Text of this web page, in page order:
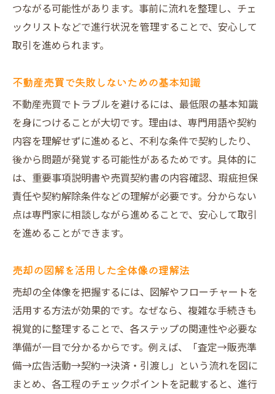
不動産売買の決済トラブルを防ぐ方法
トラブル事例から学ぶ売買の注意点
引き渡しトラブルを未然に防ぐコツ
売買契約で失敗しないための実践ポイント
安心して売買を進めるための具体的対策
不動産引き渡し日の流れと注意点を整理
不動産売買での引き渡し日の流れを解説
引き渡し日当日に必要な書類と準備事項
不動産売買の引き渡し日に注意すべき点
引き渡しトラブルを防ぐための確認事項
売買で安心して引き渡せる段取りの工夫
不動産売買の決済当日の流れを整理しよう
決済手続き時に慌てないための事前準備法
不動産売買の決済当日によくあるトラブル
例
ネット銀行や振込時に注意したいポイント
つながる可能性があります。事前に流れを整理し、チェ
ックリストなどで進行状況を管理することで、安心して
取引を進められます。
不動産売買で失敗しないための基本知識
不動産売買でトラブルを避けるには、最低限の基本知識
を身につけることが大切です。理由は、専門用語や契約
内容を理解せずに進めると、不利な条件で契約したり、
後から問題が発覚する可能性があるためです。具体的に
は、重要事項説明書や売買契約書の内容確認、瑕疵担保
責任や契約解除条件などの理解が必要です。分からない
点は専門家に相談しながら進めることで、安心して取引
を進めることができます。
売却の図解を活用した全体像の理解法
売却の全体像を把握するには、図解やフローチャートを
活用する方法が効果的です。なぜなら、複雑な手続きも
視覚的に整理することで、各ステップの関連性や必要な
準備が一目で分かるからです。例えば、「査定→販売準
備→広告活動→契約→決済・引渡し」という流れを図に
まとめ、各工程のチェックポイントを記載すると、進行